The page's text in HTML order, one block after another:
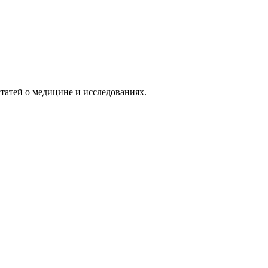
о медицине и исследованиях.